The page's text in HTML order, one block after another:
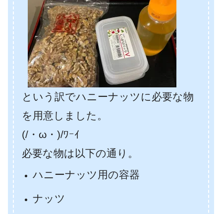
という訳でハニーナッツに必要な物
を用意しました。
(/・ω・)/ﾜｰｲ
必要な物は以下の通り。
ハニーナッツ用の容器
ナッツ